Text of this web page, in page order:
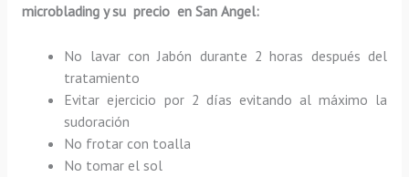
microblading y su precio en San Angel:
No lavar con Jabón durante 2 horas después del
tratamiento
Evitar ejercicio por 2 días evitando al máximo la
sudoración
No frotar con toalla
No tomar el sol